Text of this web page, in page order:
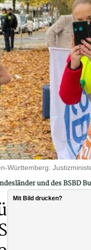
Württemberg:
und des BSBD
die
mit
Mit Bild drucken?